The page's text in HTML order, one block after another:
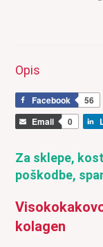
Opis
Facebook 56
Email
0
Za sklepe,
poškodbe,
kolagen